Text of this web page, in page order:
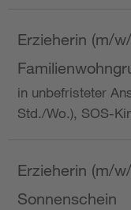
Erzieherin (m/
in unbefristeter
Std./Wo.), SOS-
Erzieherin (m/
Sonnenschein